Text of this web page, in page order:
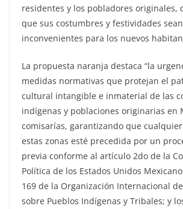
residentes y los pobladores originales,
que sus costumbres y festividades
inconvenientes para los nuevos
La propuesta naranja destaca “la
medidas normativas que protejan el
cultural intangible e inmaterial de las
indígenas y poblaciones originarias en
comisarías, garantizando que
estas zonas esté precedida por un
previa conforme al artículo 2do de la
Política de los Estados Unidos
169 de la Organización Internacional
sobre Pueblos Indígenas y Tribales; y